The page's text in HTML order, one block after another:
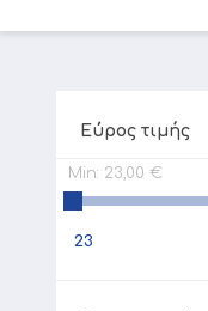
Εύρος τιμής
Min: 23,00 €
23